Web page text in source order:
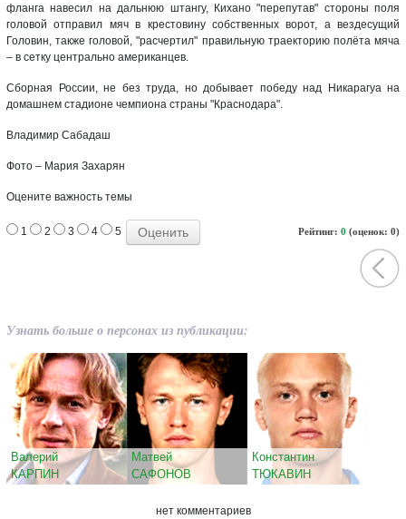
фланга навесил на дальнюю штангу, Кихано "перепутав" стороны поля
головой отправил мяч в крестовину собственных ворот, а вездесущий
Головин, также головой, "расчертил" правильную траекторию полёта мяча
– в сетку центрально американцев.
Сборная России, не без труда, но добывает победу над Никарагуа на
домашнем стадионе чемпиона страны "Краснодара".
Владимир Сабадаш
Фото – Мария Захарян
Оцените важность темы
Рейтинг: 0 (оценок: 0)
1 2 3 4 5
Узнать больше о персонах из публикации:
Валерий
КАРПИН
Матвей
САФОНОВ
Константин
ТЮКАВИН
нет комментариев